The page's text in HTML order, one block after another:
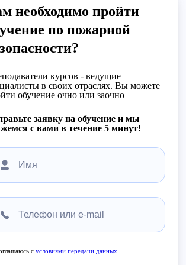
необходимо пройти
по пожарной
курсов - ведущие
в своих отраслях. Вы можете
обучение очно или заочно
заявку на обучение и мы
с вами в течение 5 минут!
с условиями передачи данных